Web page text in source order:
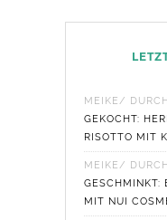
MEIKE/
GEKOCHT:
RISOTTO MIT
MEIKE/
GESCHMINKT:
MIT NUI